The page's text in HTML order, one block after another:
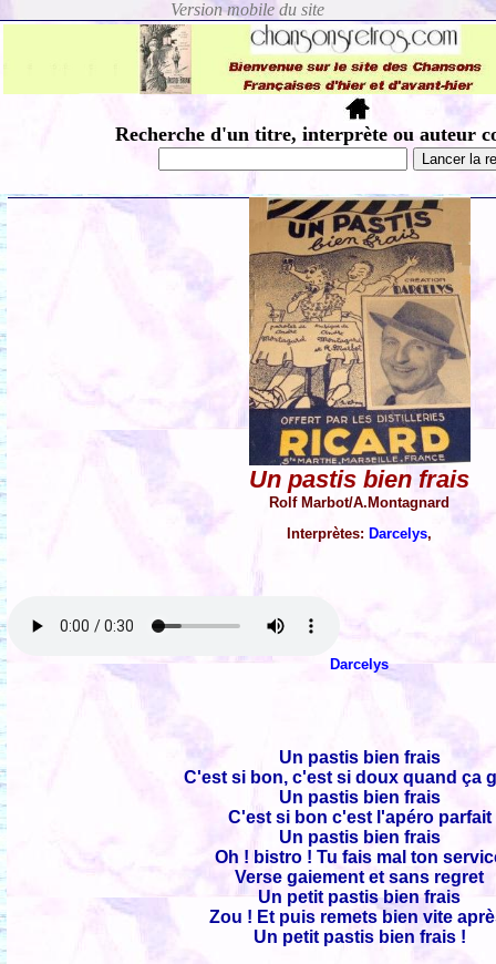
Recherche d'un titre, interprète ou auteur
Un pastis bien frais
Rolf Marbot/A.Montagnard
Interprètes: Darcelys,
Darcelys
Un pastis bien frais
C'est si bon, c'est si doux quand ça
Un pastis bien frais
C'est si bon c'est l'apéro parfait
Un pastis bien frais
Oh ! bistro ! Tu fais mal ton
Verse gaiement et sans regret
Un petit pastis bien frais
Zou ! Et puis remets bien vite
Un petit pastis bien frais !